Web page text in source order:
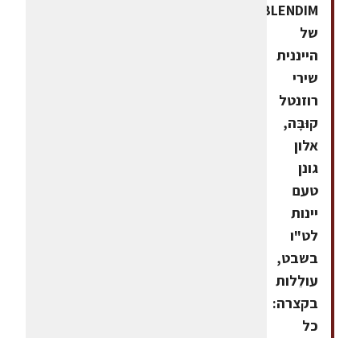
BLENDIM
של
הייננית
שירי
רוזנטל
קוּבָּה,
אלון
גונן
טעם
יינות
לט"ו
בשבט,
עולֵלות
בקצרה:
כל